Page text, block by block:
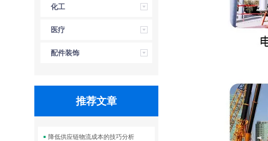
化工
医疗
配件装饰
推荐文章
降低供应链物流成本的技巧分析